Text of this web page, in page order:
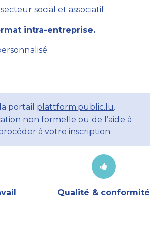
social et associatif.
intra-entreprise.
portail plattform.public.lu.
non formelle ou de l’aide à
à votre inscription.
Qualité & conformité